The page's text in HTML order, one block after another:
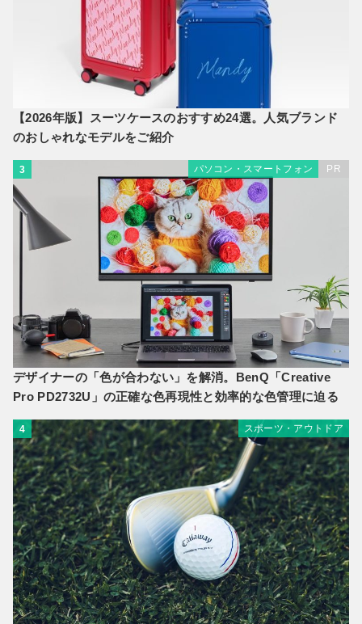
【2026年版】スーツケースのおすすめ24選。人気ブランド
のおしゃれなモデルをご紹介
3 パソコン・スマートフォン PR
デザイナーの「色が合わない」を解消。BenQ「Creative
Pro PD2732U」の正確な色再現性と効率的な色管理に迫る
4 スポーツ・アウトドア